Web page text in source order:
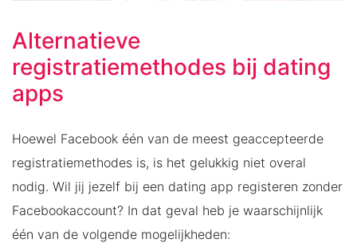
Alternatieve
registratiemethodes bij dating
apps
Hoewel Facebook één van de meest geaccepteerde
registratiemethodes is, is het gelukkig niet overal
nodig. Wil jij jezelf bij een dating app registeren zonder
Facebookaccount? In dat geval heb je waarschijnlijk
één van de volgende mogelijkheden: